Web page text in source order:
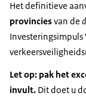
Het definitieve
provinciesvan de
Let op: pak het
invult. Dit doet u